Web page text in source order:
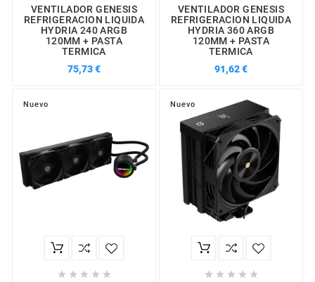
VENTILADOR GENESIS
REFRIGERACION LIQUIDA
HYDRIA 240 ARGB
120MM + PASTA
TERMICA
75,73 €
VENTILADOR GENESIS
REFRIGERACION LIQUIDA
HYDRIA 360 ARGB
120MM + PASTA
TERMICA
91,62 €
Nuevo
    
Nuevo
    